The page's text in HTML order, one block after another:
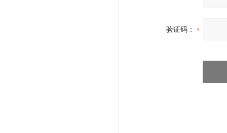
验证码：